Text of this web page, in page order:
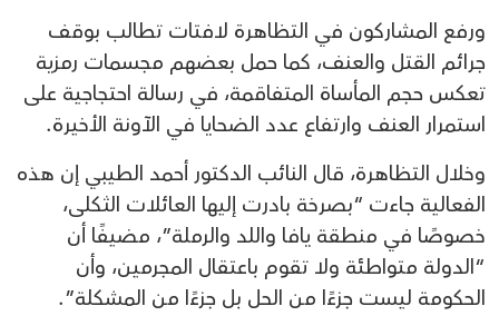
ورفع المشاركون في التظاهرة لافتات تطالب بوقف
جرائم القتل والعنف، كما حمل بعضهم مجسمات رمزية
تعكس حجم المأساة المتفاقمة، في رسالة احتجاجية على
استمرار العنف وارتفاع عدد الضحايا في الآونة الأخيرة.
وخلال التظاهرة، قال النائب الدكتور أحمد الطيبي إن هذه
الفعالية جاءت “بصرخة بادرت إليها العائلات الثكلى،
خصوصًا في منطقة يافا واللد والرملة”، مضيفًا أن
“الدولة متواطئة ولا تقوم باعتقال المجرمين، وأن
الحكومة ليست جزءًا من الحل بل جزءًا من المشكلة”.